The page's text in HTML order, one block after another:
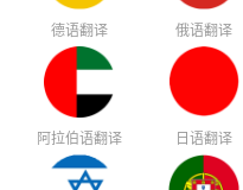
德语翻译 俄语翻译
阿拉伯语翻译 日语翻译